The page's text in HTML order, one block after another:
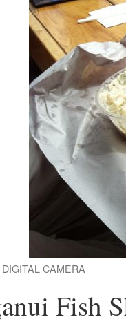
CAMERA
Fish